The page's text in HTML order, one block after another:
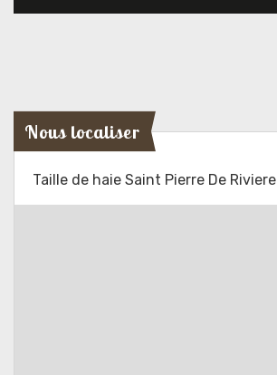
Nous localiser
Taille de haie Saint Pierre De Riviere